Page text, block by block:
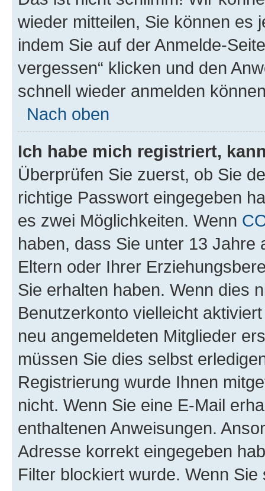
wieder mitteilen, Sie können es
indem Sie auf der Anmelde-
vergessen“ klicken und den
schnell wieder anmelden
Nach oben
Ich habe mich registriert,
Überprüfen Sie zuerst, ob Sie
richtige Passwort eingegeben
es zwei Möglichkeiten. Wenn
haben, dass Sie unter 13 Jahre
Eltern oder Ihrer
Sie erhalten haben. Wenn dies
Benutzerkonto vielleicht
neu angemeldeten Mitglieder
müssen Sie dies selbst
Registrierung wurde Ihnen
nicht. Wenn Sie eine E-Mail
enthaltenen Anweisungen.
Adresse korrekt eingegeben
Filter blockiert wurde. Wenn